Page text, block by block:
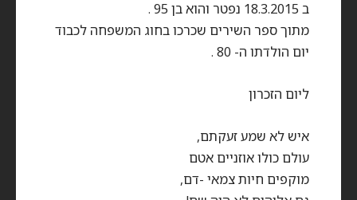
ב 18.3.2015 נפטר והוא בן 95 .
מתוך ספר השירים שכרכו בחוג המשפחה לכבוד
יום הולדתו ה- 80 .
ליום הזכרון
איש לא שמע זעקתם,
עולם כולו אוזניים אטם
מוקפים חיות צמאי -דם,